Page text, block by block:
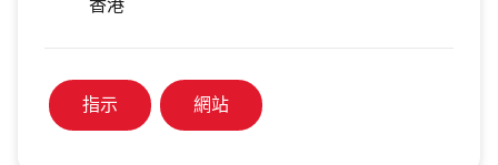
香港
指示 網站